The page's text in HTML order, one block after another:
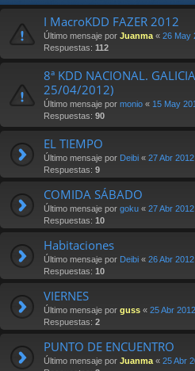
I MacroKDD FAZER 2012
Último mensaje por Juanma « 26 May
Respuestas: 112
8ª KDD NACIONAL.
25/04/2012)
Último mensaje por monio « 15 May
Respuestas: 90
EL TIEMPO
Último mensaje por Deibi « 27 Abr
Respuestas: 9
COMIDA SÁBADO
Último mensaje por goku « 27 Abr
Respuestas: 10
Habitaciones
Último mensaje por Deibi « 26 Abr
Respuestas: 10
VIERNES
Último mensaje por guss « 25 Abr
Respuestas: 2
PUNTO DE ENCUENTRO
Último mensaje por Juanma « 25 Abr